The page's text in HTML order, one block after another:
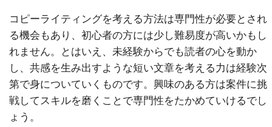
コピーライティングを考える方法は専門性が必要とされ
る機会もあり、初心者の方には少し難易度が高いかもし
れません。とはいえ、未経験からでも読者の心を動か
し、共感を生み出すような短い文章を考える力は経験次
第で身についていくものです。興味のある方は案件に挑
戦してスキルを磨くことで専門性をたかめていけるでし
ょう。